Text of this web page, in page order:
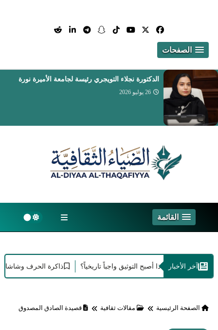
الصفحات
تعيين الدكتور أيمن بن محمد مدخلي عميداً لكلية
التمريض والعلوم الصحية
القائمة
آخر الأخبار
الإبداع: لماذا أصبح التوثيق واجباً تاريخياً؟ ذاكرة الحرف وشاشات
الصفحة الرئيسية مقالات ثقافية قصيدة الصادق المصدوق